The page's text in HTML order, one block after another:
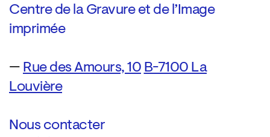
Centre de la Gravure et de l’Image
imprimée
— Rue des Amours, 10 B-7100 La
Louvière
Nous contacter